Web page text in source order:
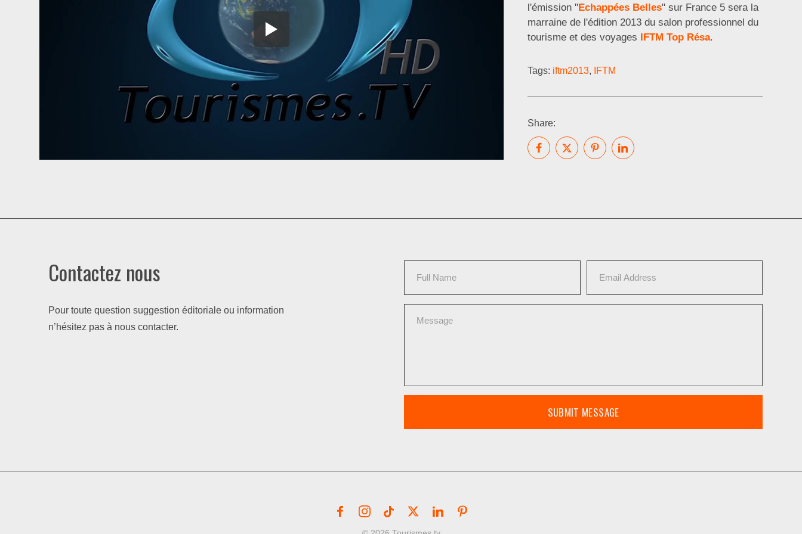
l'émission "Echappées Belles" sur France 5 sera la
marraine de l'édition 2013 du salon professionnel du
tourisme et des voyages IFTM Top Résa.
Tags: iftm2013, IFTM
Share:
Contactez nous
Pour toute question suggestion éditoriale ou information
n’hésitez pas à nous contacter.
SUBMIT MESSAGE